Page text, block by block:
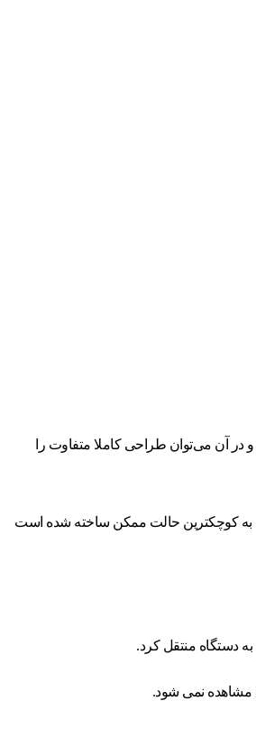
آن می‌توان طراحی کاملا متفاوت را
مادربورد به کوچکترین حالت ممکن ساخته شده است
دستگاه منتقل کرد.
مشاهده نمی شود.